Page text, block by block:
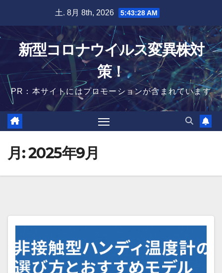
content
土. 8月 8th, 2026 5:43:29 AM
新型コロナウイルス変異株対
策！
PR：本サイトにはプロモーションが含まれています
月:2025年9月